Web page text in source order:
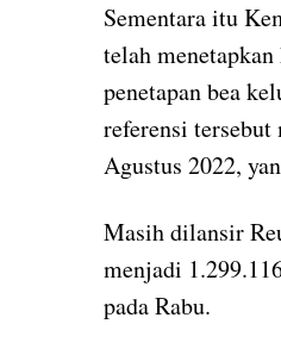
Sementara itu
telah
penetapan bea
referensi tersebut
Agustus 2022,
Masih dilansir
menjadi
pada Rabu.